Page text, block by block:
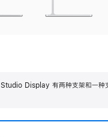
Studio Display 有两种支架和一种